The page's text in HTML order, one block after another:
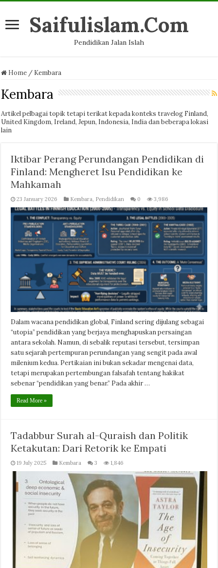
Saifulislam.Com
Pendidikan Jalan Islah
Home / Kembara
Kembara
Artikel pelbagai topik tetapi terikat kepada konteks travelog Finland,
United Kingdom, Ireland, Jepun, Indonesia, India dan beberapa lokasi
lain
Iktibar Perang Perundangan Pendidikan di
Finland: Mengheret Isu Pendidikan ke
Mahkamah
23 January 2026 Kembara, Pendidikan 0 3,986
Dalam wacana pendidikan global, Finland sering dijulang sebagai
“utopia” pendidikan yang berjaya menghapuskan persaingan
antara sekolah. Namun, di sebalik reputasi tersebut, tersimpan
satu sejarah pertempuran perundangan yang sengit pada awal
milenium kedua. Pertikaian ini bukan sekadar mengenai data,
tetapi merupakan pertembungan falsafah tentang hakikat
sebenar “pendidikan yang benar.” Pada akhir …
Read More »
Tadabbur Surah al-Quraish dan Politik
Ketakutan: Dari Retorik ke Empati
19 July 2025 Kembara 3 1,846